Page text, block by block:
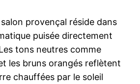
provençal réside dans
puisée directement
tons neutres comme
les bruns orangés reflètent
chauffées par le soleil